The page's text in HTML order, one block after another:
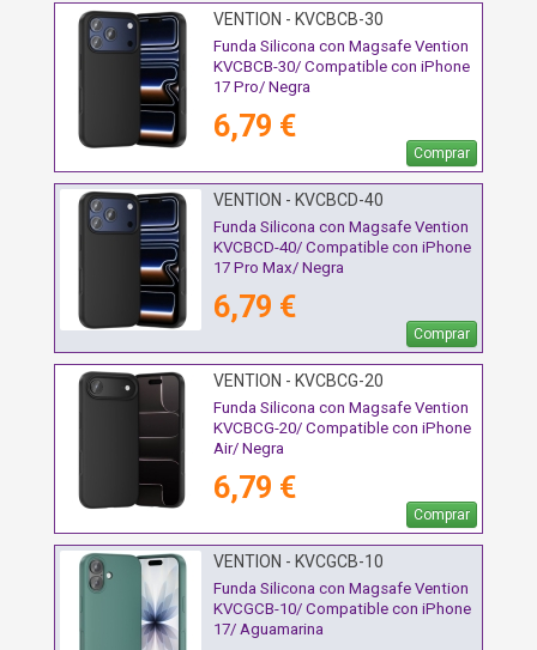
VENTION - KVCBCB-30
Funda Silicona con Magsafe Vention
KVCBCB-30/ Compatible con iPhone
17 Pro/ Negra
6,79 €
Comprar
VENTION - KVCBCD-40
Funda Silicona con Magsafe Vention
KVCBCD-40/ Compatible con iPhone
17 Pro Max/ Negra
6,79 €
Comprar
VENTION - KVCBCG-20
Funda Silicona con Magsafe Vention
KVCBCG-20/ Compatible con iPhone
Air/ Negra
6,79 €
Comprar
VENTION - KVCGCB-10
Funda Silicona con Magsafe Vention
KVCGCB-10/ Compatible con iPhone
17/ Aguamarina